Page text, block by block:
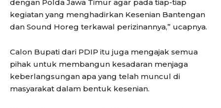
dengan Polda Jawa Timur agar pada tiap-tiap
kegiatan yang menghadirkan Kesenian Bantengan
dan Sound Horeg terkawal perizinannya,” ucapnya.
Calon Bupati dari PDIP itu juga mengajak semua
pihak untuk membangun kesadaran menjaga
keberlangsungan apa yang telah muncul di
masyarakat dalam bentuk kesenian.